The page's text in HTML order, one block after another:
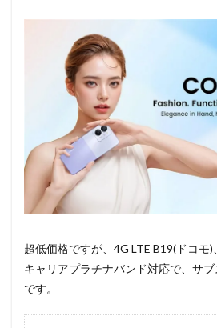
超低価格ですが、4G LTE B19(ドコモ
キャリアプラチナバンド対応で、サ
です。